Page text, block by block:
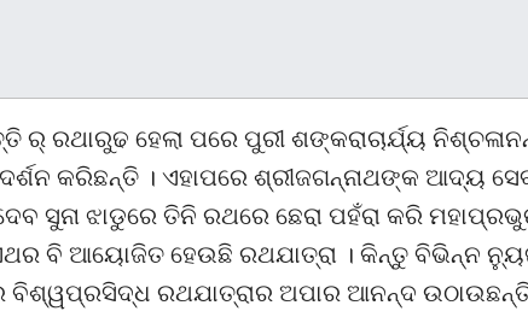
ର୍ ରଥାରୁଢ ହେଲା ପରେ ପୁରୀ ଶଙ୍କରାଚାର୍ଯ୍ୟ
କରିଛନ୍ତି । ଏହାପରେ ଶ୍ରୀଜଗନ୍ନାଥଙ୍କ ଆଦ୍ୟ
ସୁନା ଝାଡୁରେ ତିନି ରଥରେ ଛେରା ପହଁରା କରି
ବି ଆୟୋଜିତ ହେଉଛି ରଥଯାତ୍ରା । କିନ୍ତୁ ବିଭିନ୍ନ
ବିଶ୍ୱପ୍ରସିଦ୍ଧ ରଥଯାତ୍ରାର ଅପାର ଆନନ୍ଦ